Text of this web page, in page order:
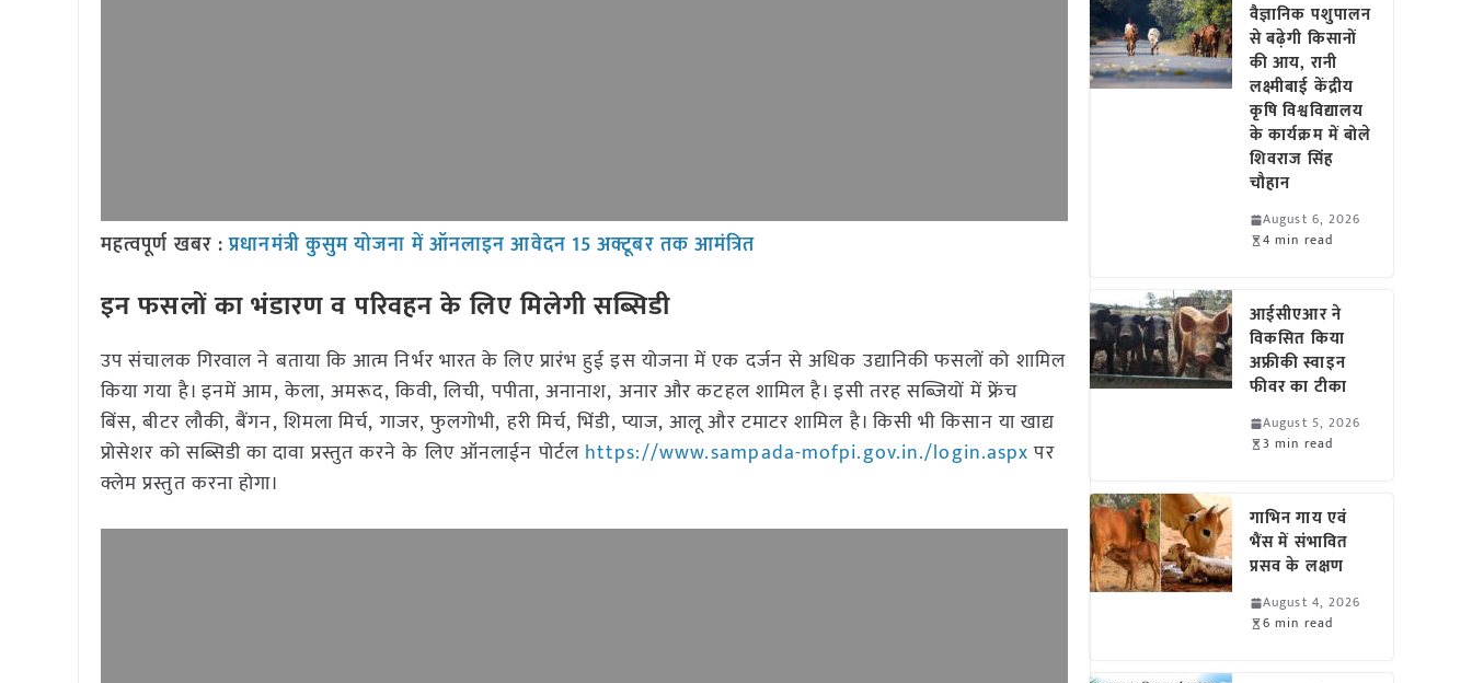
महत्वपूर्ण खबर :प्रधानमंत्री कुसुम योजना में ऑनलाइन आवेदन 15 अक्टूबर तक आमंत्रित
इन फसलों का भंडारण व परिवहन के लिए मिलेगी सब्सिडी
उप संचालक गिरवाल ने बताया कि आत्म निर्भर भारत के लिए प्रारंभ हुई इस योजना में एक दर्जन से अधिक उद्यानिकी फसलों को शामिल
किया गया है। इनमें आम, केला, अमरूद, किवी, लिची, पपीता, अनानाश, अनार और कटहल शामिल है। इसी तरह सब्जियों में फ्रेंच
बिंस, बीटर लौकी, बैंगन, शिमला मिर्च, गाजर, फुलगोभी, हरी मिर्च, भिंडी, प्याज, आलू और टमाटर शामिल है। किसी भी किसान या खाद्य
प्रोसेशर को सब्सिडी का दावा प्रस्तुत करने के लिए ऑनलाईन पोर्टल https://www.sampada-mofpi.gov.in./login.aspxपर
क्लेम प्रस्तुत करना होगा।
वैज्ञानिक पशुपालन
से बढ़ेगी किसानों
की आय, रानी
लक्ष्मीबाई केंद्रीय
कृषि विश्वविद्यालय
के कार्यक्रम में बोले
शिवराज सिंह
चौहान
August 6, 2026
4 min read
आईसीएआर ने
विकसित किया
अफ्रीकी स्वाइन
फीवर का टीका
August 5, 2026
3 min read
गाभिन गाय एवं
भैंस में संभावित
प्रसव के लक्षण
August 4, 2026
6 min read